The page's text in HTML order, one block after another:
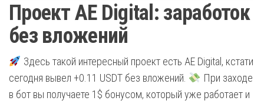
Проект AE Digital: заработок
без вложений
Здесь такой интересный проект есть AE Digital, кстати
сегодня вывел +0.11 USDT без вложений.
При заходе
в бот вы получаете 1$ бонусом, который уже работает и